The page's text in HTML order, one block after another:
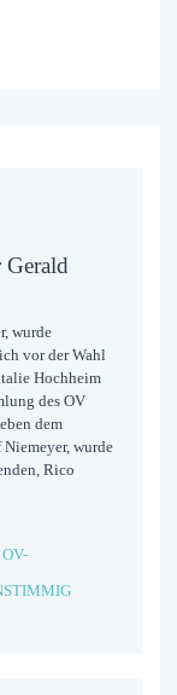
Gerald
wurde
vor der Wahl
Hochheim
des OV
dem
wurde
Rico